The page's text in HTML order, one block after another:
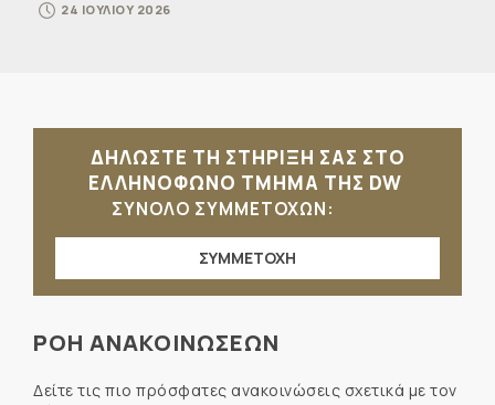
24 ΙΟΥΛΙΟΥ 2026
ΔΗΛΩΣΤΕ ΤΗ ΣΤΗΡΙΞΗ ΣΑΣ ΣΤΟ
ΕΛΛΗΝΟΦΩΝΟ ΤΜΗΜΑ ΤΗΣ DW
ΣΥΝΟΛΟ ΣΥΜΜΕΤΟΧΩΝ:
ΣΥΜΜΕΤΟΧΗ
ΡΟΗ ΑΝΑΚΟΙΝΩΣΕΩΝ
Δείτε τις πιο πρόσφατες ανακοινώσεις σχετικά με τον